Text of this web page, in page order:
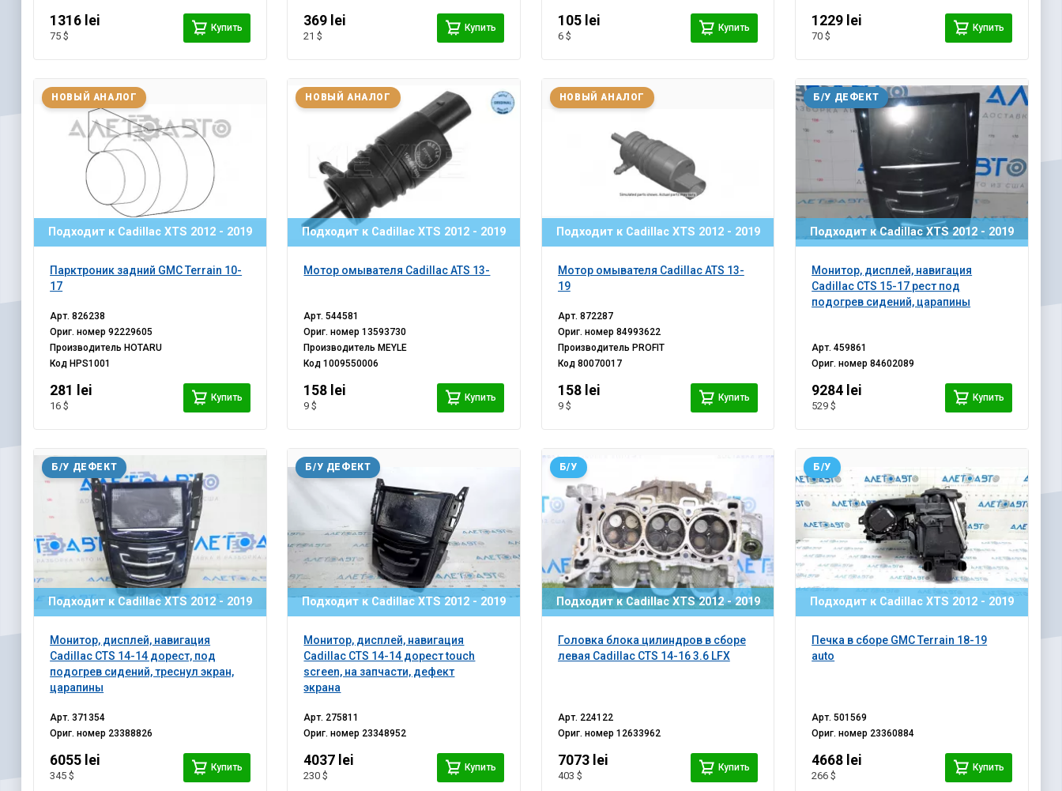
1316 lei
75 $
Купить 369 lei
21 $
Купить 105 lei
6 $
Купить 1229 lei
70 $
Купить
Подходит к Cadillac XTS 2012 - 2019
Парктроник задний GMC Terrain 10-
17
НОВЫЙ АНАЛОГ
Арт.826238
Ориг. номер92229605
ПроизводительHOTARU
КодHPS1001
281 lei
16 $
Купить
Подходит к Cadillac XTS 2012 - 2019
Мотор омывателя Cadillac ATS 13-
НОВЫЙ АНАЛОГ
Арт.544581
Ориг. номер13593730
ПроизводительMEYLE
Код1009550006
158 lei
9 $
Купить
Подходит к Cadillac XTS 2012 - 2019
Мотор омывателя Cadillac ATS 13-
19
НОВЫЙ АНАЛОГ
Арт. 872287
Ориг. номер 84993622
Производитель PROFIT
Код 80070017
158 lei
9 $
Купить
Подходит к Cadillac XTS 2012 - 2019
Монитор, дисплей, навигация
Cadillac CTS 15-17 рест под
подогрев сидений, царапины
Б/У ДЕФЕКТ
Арт.459861
Ориг. номер84602089
9284 lei
529 $
Купить
Подходит к Cadillac XTS 2012 - 2019
Монитор, дисплей, навигация
Cadillac CTS 14-14 дорест, под
подогрев сидений, треснул экран,
царапины
Б/У ДЕФЕКТ
Арт.371354
Ориг. номер 23388826
6055 lei
345 $
Купить
Подходит к Cadillac XTS 2012 - 2019
Монитор, дисплей, навигация
Cadillac CTS 14-14 дорест touch
screen, на запчасти, дефект
экрана
Б/У ДЕФЕКТ
Арт. 275811
Ориг. номер 23348952
4037 lei
230 $
Купить
Подходит к Cadillac XTS 2012 - 2019
Головка блока цилиндров в сборе
левая Cadillac CTS 14-16 3.6 LFX
Б/У
Арт. 224122
Ориг. номер 12633962
7073 lei
403 $
Купить
Подходит к Cadillac XTS 2012 - 2019
Печка в сборе GMC Terrain 18-19
auto
Б/У
Арт.501569
Ориг. номер 23360884
4668 lei
266 $
Купить